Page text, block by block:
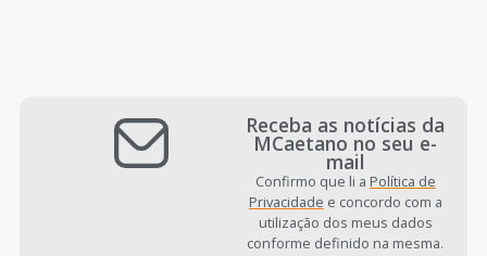
Receba as notícias da
MCaetano no seu e-
mail
Confirmo que li a Política de
Privacidade e concordo com a
utilização dos meus dados
conforme definido na mesma.